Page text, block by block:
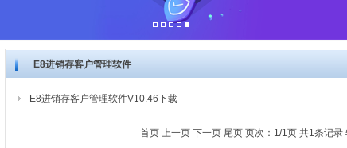
E8进销存客户管理软件
E8进销存客户管理软件V10.46下载
首页 上一页 下一页 尾页 页次：1/1页 共1条记录